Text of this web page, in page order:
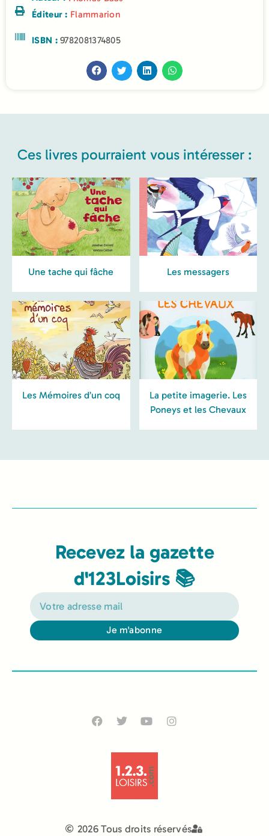
Éditeur : Flammarion
ISBN :9782081374805
Ces livres pourraient vous intéresser :
Une tache qui fâche Les messagers
Les Mémoires d’un coq
La petite imagerie. Les
Poneys et les Chevaux
Recevez la gazette
d'123Loisirs 📚
Je m'abonne
2026 Tous droits réservés